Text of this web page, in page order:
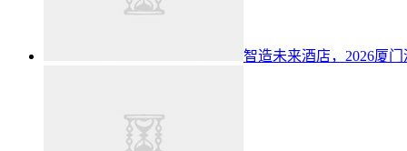
智造未来酒店，2026厦